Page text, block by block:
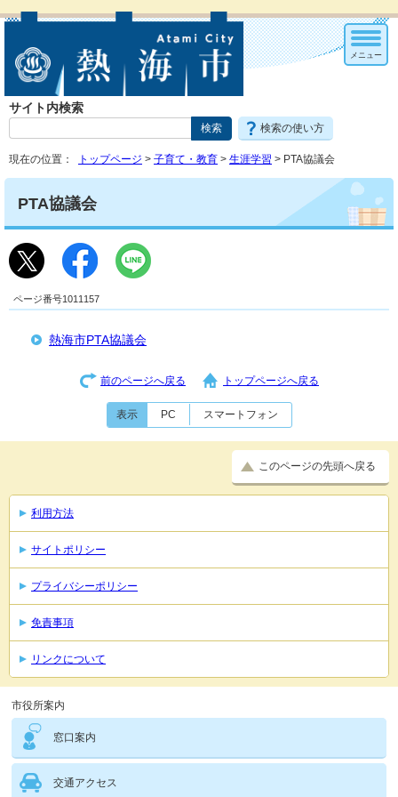
サイト内検索
検索の使い方
メニュー
現在の位置： トップページ > 子育て・教育 > 生涯学習 > PTA協議会
PTA協議会
ページ番号1011157
熱海市PTA協議会
前のページへ戻る トップページへ戻る
表示 PC スマートフォン
このページの先頭へ戻る
利用方法
サイトポリシー
プライバシーポリシー
免責事項
リンクについて
市役所案内
窓口案内
交通アクセス